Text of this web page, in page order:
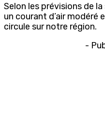
Selon les prévisions de
un courant d’air modéré
circule sur notre région.
-